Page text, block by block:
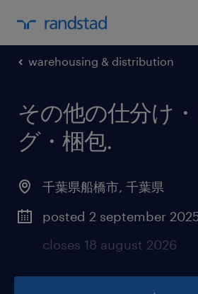
warehousing & distribution
その他の仕分け
グ・梱包.
千葉県船橋市, 千葉県
posted 2 september
closes 18 august 2026